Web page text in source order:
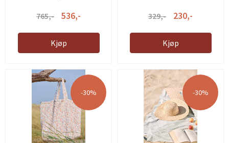
765,- 536,-
Kjøp
329,- 230,-
Kjøp
-30% -30%